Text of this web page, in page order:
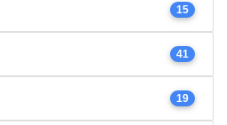
15
41
19